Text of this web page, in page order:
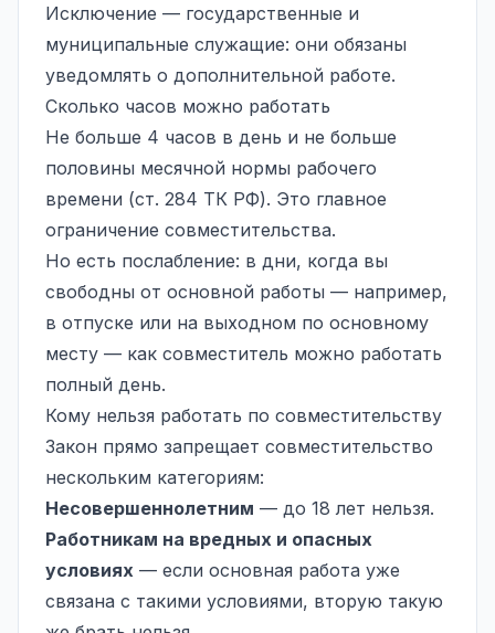
Исключение — государственные и
муниципальные служащие: они обязаны
уведомлять о дополнительной работе.
Сколько часов можно работать
Не больше 4 часов в день и не больше
половины месячной нормы рабочего
времени (ст. 284 ТК РФ). Это главное
ограничение совместительства.
Но есть послабление: в дни, когда вы
свободны от основной работы — например,
в отпуске или на выходном по основному
месту — как совместитель можно работать
полный день.
Кому нельзя работать по совместительству
Закон прямо запрещает совместительство
нескольким категориям:
Несовершеннолетним — до 18 лет нельзя.
Работникам на вредных и опасных
условиях — если основная работа уже
связана с такими условиями, вторую такую